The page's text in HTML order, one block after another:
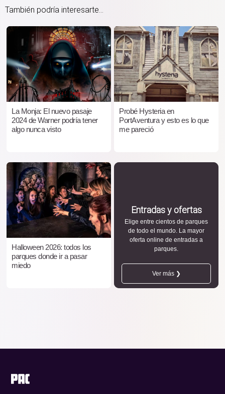
También podría interesarte...
La Monja: El nuevo pasaje
2024 de Warner podría tener
algo nunca visto
Probé Hysteria en
PortAventura y esto es lo que
me pareció
Halloween 2026: todos los
parques donde ir a pasar
miedo
Entradas y ofertas
Elige entre cientos de parques
de todo el mundo. La mayor
oferta online de entradas a
parques.
Ver más ❯